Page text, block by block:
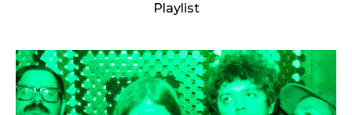
Playlist